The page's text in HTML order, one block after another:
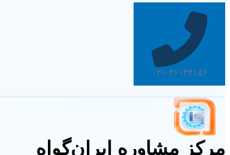
۰۲۱-۴۶۱۳۴۱۵۶
مرکز مشاوره ایران‌گواه